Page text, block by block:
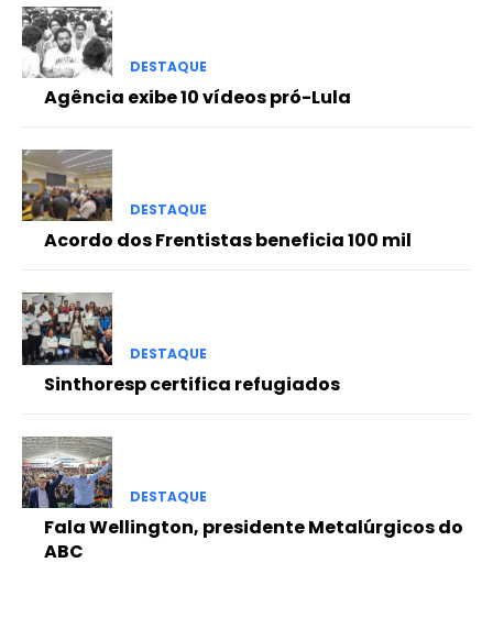
DESTAQUE
Agência exibe 10 vídeos pró-Lula
DESTAQUE
Acordo dos Frentistas beneficia 100 mil
DESTAQUE
Sinthoresp certifica refugiados
DESTAQUE
Fala Wellington, presidente Metalúrgicos do
ABC